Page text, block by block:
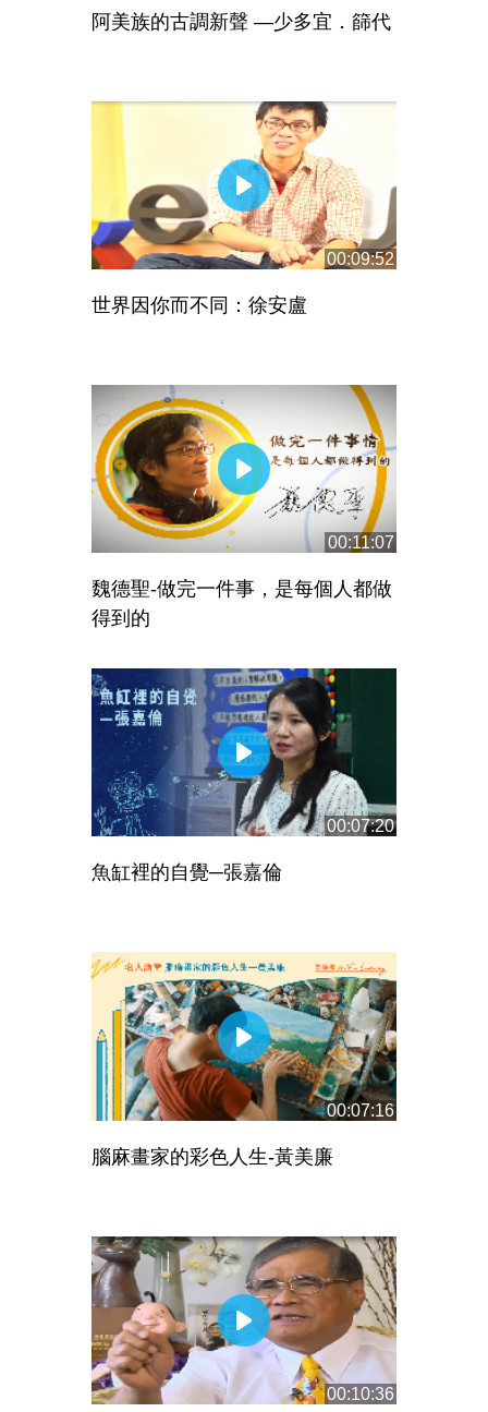
阿美族的古調新聲 —少多宜．篩代
00:09:52
世界因你而不同：徐安盧
00:11:07
魏德聖-做完一件事，是每個人都做
得到的
00:07:20
魚缸裡的自覺─張嘉倫
00:07:16
腦麻畫家的彩色人生-黃美廉
00:10:36